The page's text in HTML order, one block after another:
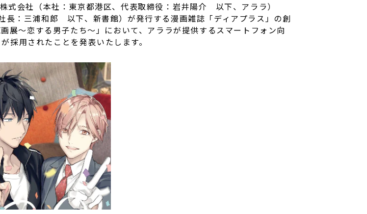
式会社（本社：東京都港区、代表取締役：岩井陽介 以下、アララ）
長：三浦和郎 以下、新書館）が発行する漫画雑誌「ディアプラス」の創
展～恋する男子たち～」において、アララが提供するスマートフォン向
採用されたことを発表いたします。